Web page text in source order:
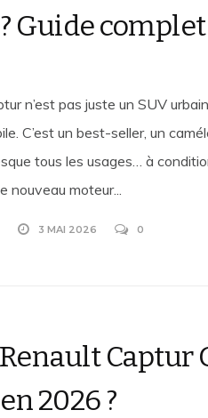
Guide complet
n’est pas juste un SUV
C’est un best-seller, un
tous les usages… à
nouveau moteur...
3 MAI 2026 0
Captur
2026 ?